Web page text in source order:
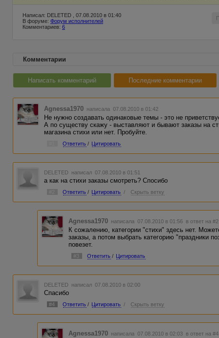
Написал: DELETED , 07.08.2010 в 01:40
В форуме: Форум исполнителей
Комментариев: 6
Комментарии
Написать комментарий Последние комментарии
Agnessa1970 написала 07.08.2010 в 01:42
Не нужно создавать одинаковые темы - это не
А по существу скажу - выставляют и бывают заказы на
магазина стихи или нет. Пробуйте.
Ответить / Цитировать
DELETED написал 07.08.2010 в 01:51
а как на стихи заказы смотреть? Спосибо
Ответить / Цитировать / Скрыть ветку
Agnessa1970 написала 07.08.2010 в 01:56 в ответ на #2
К сожалению, категории "стихи" здесь нет.
заказы, а потом выбрать категорию "праздники
повезет.
#3 Ответить / Цитировать
DELETED написал 07.08.2010 в 02:00
Спасибо
#4 Ответить / Цитировать / Скрыть ветку
Agnessa1970 написала 07.08.2010 в 02:03 в ответ на #4